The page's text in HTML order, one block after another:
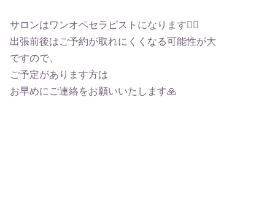
サロンはワンオペセラピストになります🙇‍♀️
出張前後はご予約が取れにくくなる可能性が大
ですので、
ご予定があります方は
お早めにご連絡をお願いいたします🙏